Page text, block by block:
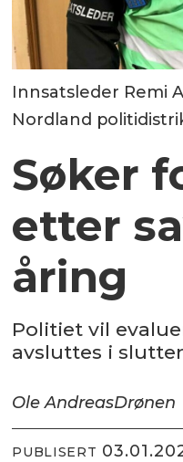
Innsatsleder Remi
Nordland
Søker
etter
åring
Politiet vil
avsluttes i
Ole AndreasDrønen
PUBLISERT